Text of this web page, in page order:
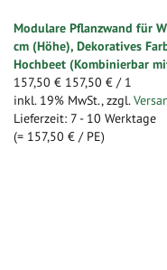
Modulare Pflanzwand für
cm (Höhe), Dekoratives
Hochbeet (Kombinierbar
157,50 € 157,50 € / 1
inkl. 19% MwSt., zzgl.
Lieferzeit: 7 - 10 Werktage
(= 157,50 € / PE)